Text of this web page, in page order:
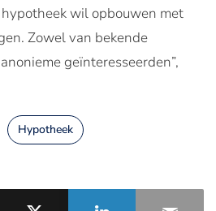
wil opbouwen met
Zowel van bekende
geïnteresseerden”,
Hypotheek